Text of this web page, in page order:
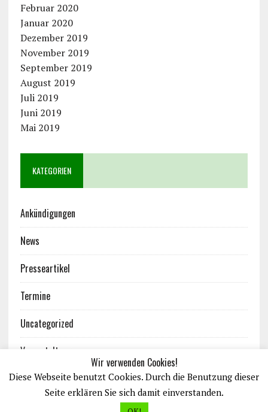
Februar 2020
Januar 2020
Dezember 2019
November 2019
September 2019
August 2019
Juli 2019
Juni 2019
Mai 2019
KATEGORIEN
Ankündigungen
News
Presseartikel
Termine
Uncategorized
Veranstaltungen
Wir verwenden Cookies!
Diese Webseite benutzt Cookies. Durch die Benutzung dieser
Seite erklären Sie sich damit einverstanden.